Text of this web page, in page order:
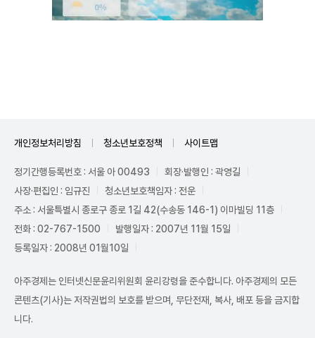
개인정보처리방침 청소년보호정책 사이트맵
정기간행등록번호 : 서울 아 00493
회장·발행인 : 곽영길
사장·편집인 : 임규진
청소년보호책임자 : 전운
주소 : 서울특별시 종로구 종로 1길 42(수송동 146-1) 이마빌딩 11층
전화 : 02-767-1500
발행일자 : 2007년 11월 15일
등록일자 : 2008년 01월10일
아주경제는 인터넷신문윤리위원회 윤리강령을 준수합니다. 아주경제의 모든
콘텐츠(기사)는 저작권법의 보호를 받으며, 무단전재, 복사, 배포 등을 금지합
니다.